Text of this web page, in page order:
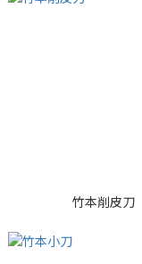
竹本削皮刀